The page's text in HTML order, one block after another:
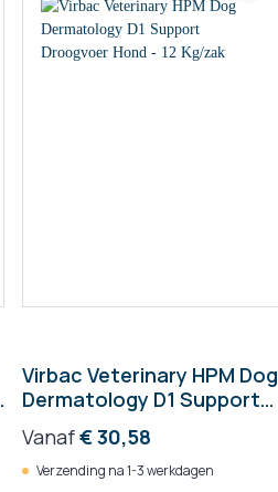
Virbac Veterinary HPM Dog
Dermatology D1 Support
Droogvoer Hond
Vanaf€ 30,58
Verzending na 1-3 werkdagen